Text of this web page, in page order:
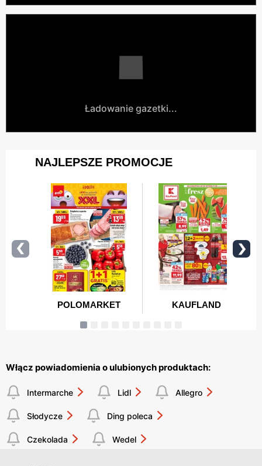
Ładowanie gazetki...
Włącz powiadomienia o ulubionych produktach:
Intermarche Lidl Allegro
Słodycze Ding poleca
Czekolada Wedel